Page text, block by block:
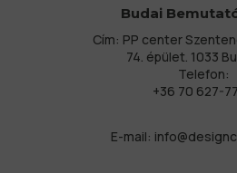
Budai
Cím: PP center
74. épület. 1033
Telefon:
+36 70 627-
E-mail: